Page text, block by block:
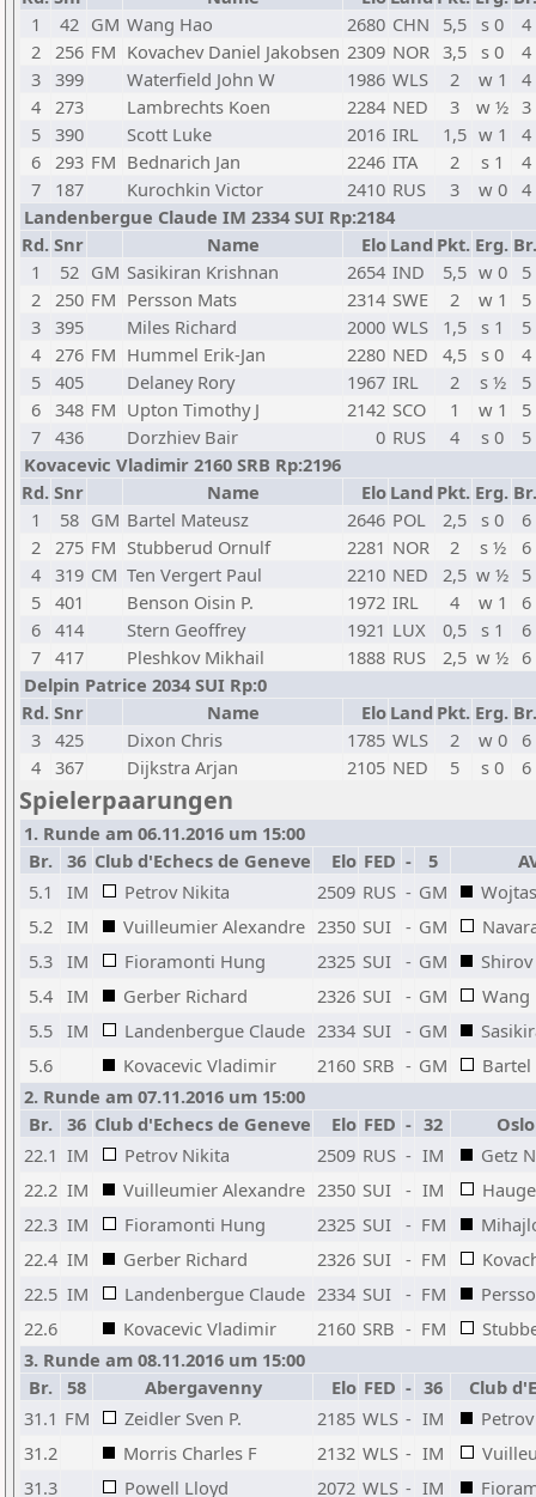
1
42 GM Wang Hao 2680 CHN 5,5 s 0
4
2 256 FM Kovachev Daniel Jakobsen 2309 NOR 3,5 s 0
4
3 399 Waterfield John W 1986 WLS 2 w 1
4
4 273 Lambrechts Koen 2284 NED 3 w ½ 3
5 390 Scott Luke 2016 IRL 1,5 w 1
4
6 293 FM Bednarich Jan 2246 ITA 2 s 1
4
7
187 Kurochkin Victor 2410 RUS 3 w 0
4
Landenbergue Claude IM 2334 SUI Rp:2184
Rd. Snr Name Elo Land Pkt. Erg. Br.
1
52 GM Sasikiran Krishnan 2654 IND 5,5 w 0
5
2 250 FM Persson Mats 2314 SWE 2 w 1
5
3 395 Miles Richard 2000 WLS 1,5 s 1
5
4 276 FM Hummel Erik-Jan 2280 NED 4,5 s 0
4
5 405 Delaney Rory 1967 IRL 2 s ½
5
6 348 FM Upton Timothy J 2142 SCO 1 w 1
5
7 436 Dorzhiev Bair 0 RUS 4 s 0
5
Kovacevic Vladimir 2160 SRB Rp:2196
Rd. Snr Name Elo Land Pkt. Erg. Br.
1
58 GM Bartel Mateusz 2646 POL 2,5 s 0
6
2 275 FM Stubberud Ornulf 2281 NOR 2 s ½
6
4 319 CM Ten Vergert Paul 2210 NED 2,5 w ½ 5
5 401 Benson Oisin P. 1972 IRL 4 w 1
6
6 414 Stern Geoffrey 1921 LUX 0,5 s 1
6
7 417 Pleshkov Mikhail 1888 RUS 2,5 w ½ 6
Delpin Patrice 2034 SUI Rp:0
Rd. Snr Name Elo Land Pkt. Erg. Br.
3 425 Dixon Chris 1785 WLS 2 w 0
6
4 367 Dijkstra Arjan 2105 NED 5 s 0 6
Spielerpaarungen
1. Runde am 06.11.2016 um 15:00
Br.
36 Club d'Echecs de Geneve Elo FED - 5
5.1
IM Petrov Nikita 2509 RUS - GM
5.2 IM Vuilleumier Alexandre 2350 SUI - GM
5.3 IM Fioramonti Hung 2325 SUI - GM
5.4 IM Gerber Richard 2326 SUI - GM
Wang
5.5 IM Landenbergue Claude 2334 SUI - GM
5.6
Kovacevic Vladimir 2160 SRB - GM
Bartel
2. Runde am 07.11.2016 um 15:00
Br.
36 Club d'Echecs de Geneve Elo FED - 32
22.1 IM Petrov Nikita 2509 RUS - IM
Getz
22.2 IM Vuilleumier Alexandre 2350 SUI - IM
22.3 IM Fioramonti Hung 2325 SUI - FM
22.4 IM Gerber Richard 2326 SUI - FM
22.5 IM Landenbergue Claude 2334 SUI - FM
22.6
Kovacevic Vladimir 2160 SRB - FM
3. Runde am 08.11.2016 um 15:00
Br.
58 Abergavenny Elo FED - 36
Club
31.1 FM Zeidler Sven P. 2185 WLS - IM
31.2
Morris Charles F 2132 WLS - IM
31.3
Powell Lloyd 2072 WLS - IM